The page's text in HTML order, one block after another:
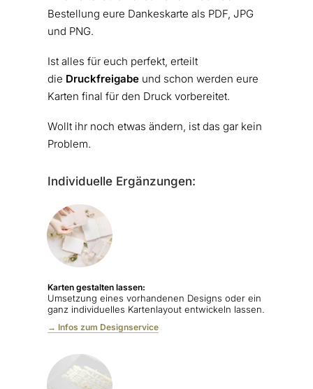
Bestellung eure Dankeskarte als PDF, JPG
und PNG.
Ist alles für euch perfekt, erteilt
die Druckfreigabeund schon werden eure
Karten final für den Druck vorbereitet.
Wollt ihr noch etwas ändern, ist das gar kein
Problem.
Individuelle Ergänzungen:
Karten gestalten lassen:
Umsetzung eines vorhandenen Designs oder ein
ganz individuelles Kartenlayout entwickeln lassen.
→ Infos zum Designservice